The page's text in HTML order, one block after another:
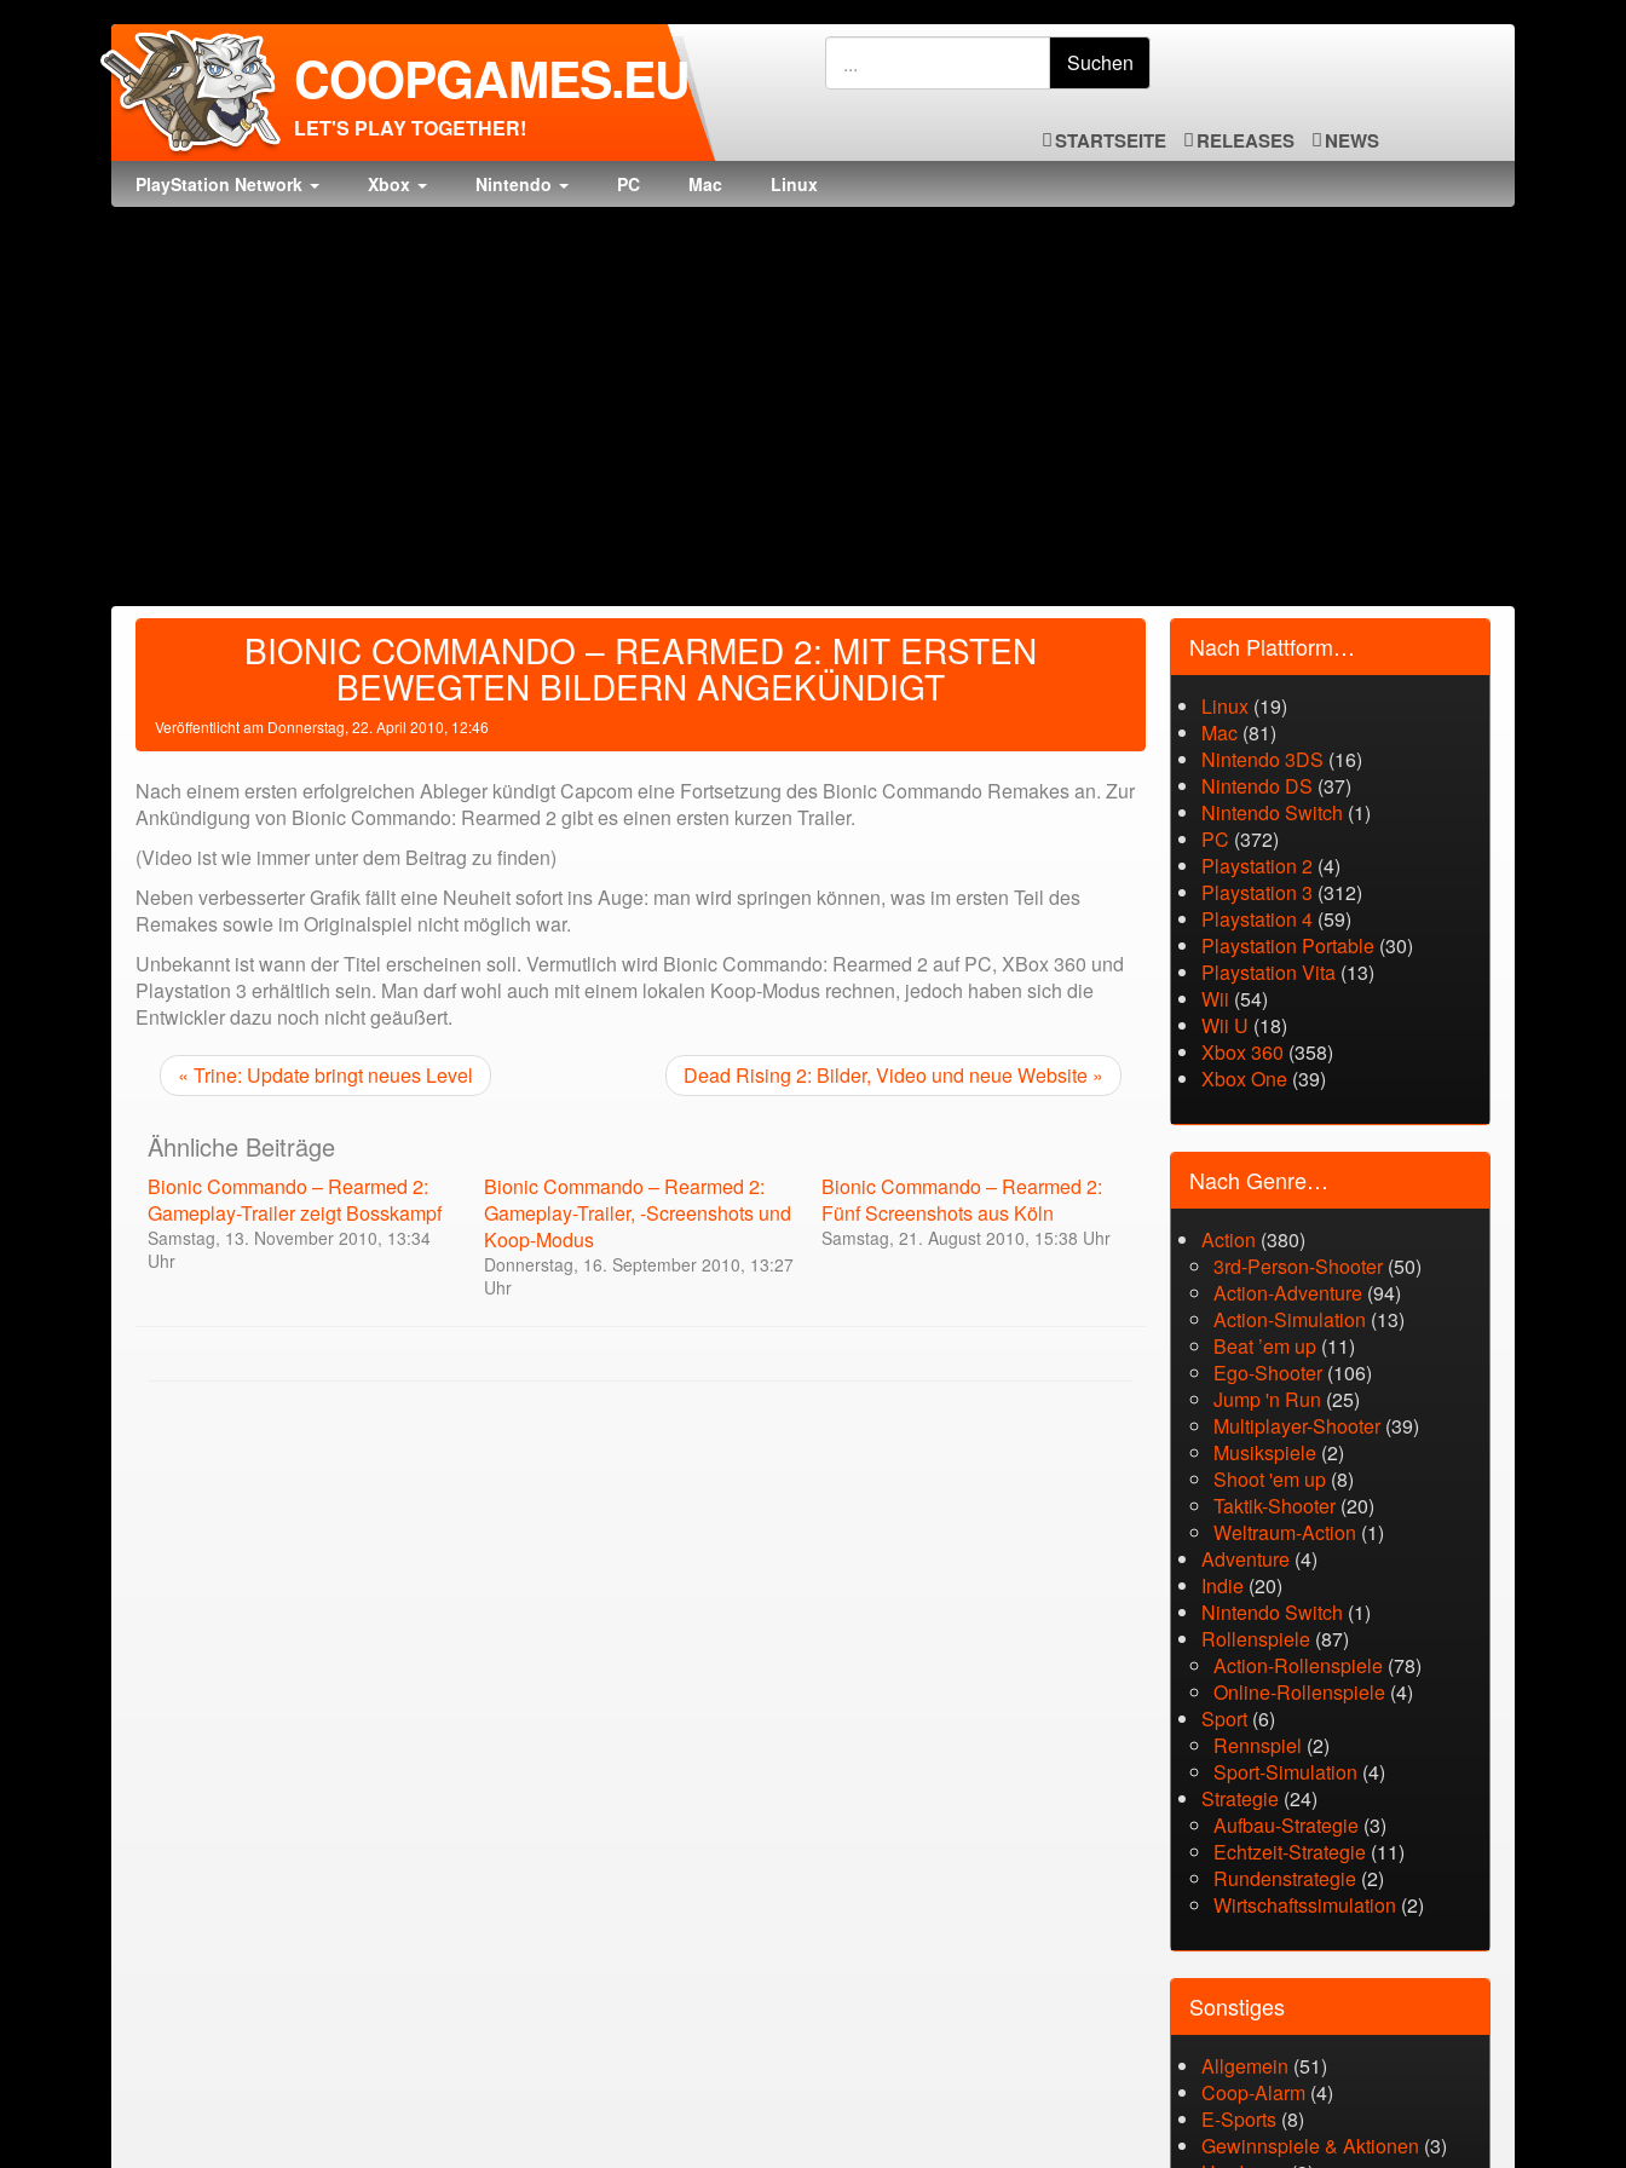
COOPGAMES.EU
LET'S PLAY TOGETHER! STARTSEITE RELEASES NEWS
PlayStation Network Xbox Nintendo PC Mac Linux
BIONIC COMMANDO – REARMED 2: MIT ERSTEN
BEWEGTEN BILDERN ANGEKÜNDIGT
Veröffentlicht am Donnerstag, 22. April 2010, 12:46
Nach einem ersten erfolgreichen Ableger kündigt Capcom eine Fortsetzung des Bionic Commando Remakes an. Zur
Ankündigung von Bionic Commando: Rearmed 2 gibt es einen ersten kurzen Trailer.
(Video ist wie immer unter dem Beitrag zu finden)
Neben verbesserter Grafik fällt eine Neuheit sofort ins Auge: man wird springen können, was im ersten Teil des
Remakes sowie im Originalspiel nicht möglich war.
Unbekannt ist wann der Titel erscheinen soll. Vermutlich wird Bionic Commando: Rearmed 2 auf PC, XBox 360 und
Playstation 3 erhältlich sein. Man darf wohl auch mit einem lokalen Koop-Modus rechnen, jedoch haben sich die
Entwickler dazu noch nicht geäußert.
« Trine: Update bringt neues Level Dead Rising 2: Bilder, Video und neue Website »
Ähnliche Beiträge
Bionic Commando – Rearmed 2:
Gameplay-Trailer zeigt Bosskampf
Samstag, 13. November 2010, 13:34
Uhr
Bionic Commando – Rearmed 2:
Gameplay-Trailer, -Screenshots und
Koop-Modus
Donnerstag, 16. September 2010, 13:27
Uhr
Bionic Commando – Rearmed 2:
Fünf Screenshots aus Köln
Samstag, 21. August 2010, 15:38 Uhr
Nach Plattform…
Linux (19)
Mac (81)
Nintendo 3DS (16)
Nintendo DS (37)
Nintendo Switch (1)
PC (372)
Playstation 2 (4)
Playstation 3 (312)
Playstation 4 (59)
Playstation Portable (30)
Playstation Vita (13)
Wii (54)
Wii U (18)
Xbox 360 (358)
Xbox One (39)
Nach Genre…
Action (380)
3rd-Person-Shooter(50)
Action-Adventure (94)
Action-Simulation (13)
Beat ’em up (11)
Ego-Shooter(106)
Jump 'n Run (25)
Multiplayer-Shooter(39)
Musikspiele (2)
Shoot 'em up (8)
Taktik-Shooter(20)
Weltraum-Action (1)
Adventure (4)
Indie (20)
Nintendo Switch (1)
Rollenspiele (87)
Action-Rollenspiele (78)
Online-Rollenspiele (4)
Sport (6)
Rennspiel (2)
Sport-Simulation (4)
Strategie (24)
Aufbau-Strategie (3)
Echtzeit-Strategie (11)
Rundenstrategie (2)
Wirtschaftssimulation (2)
Sonstiges
Allgemein (51)
Coop-Alarm (4)
E-Sports (8)
Gewinnspiele & Aktionen (3)